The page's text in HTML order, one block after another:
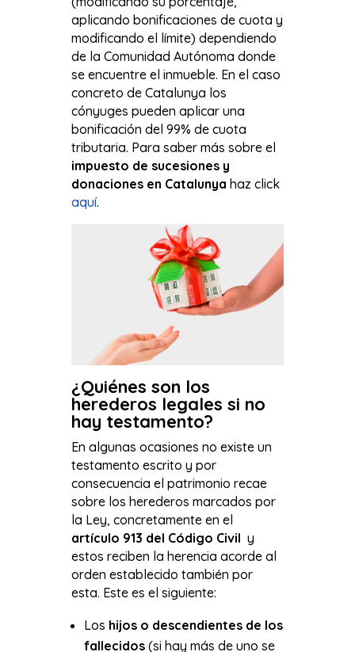
aplicando bonificaciones de cuota y
modificando el límite) dependiendo
de la Comunidad Autónoma donde
se encuentre el inmueble. En el caso
concreto de Catalunya los
cónyuges pueden aplicar una
bonificación del 99% de cuota
tributaria. Para saber más sobre el
impuesto de sucesiones y
donaciones en Catalunya haz click
aquí.
¿Quiénes son los
herederos legales si no
hay testamento?
En algunas ocasiones no existe un
testamento escrito y por
consecuencia el patrimonio recae
sobre los herederos marcados por
la Ley, concretamente en el
artículo 913 del Código Civil y
estos reciben la herencia acorde al
orden establecido también por
esta. Este es el siguiente:
Los hijos o descendientes de los
fallecidos (si hay más de uno se